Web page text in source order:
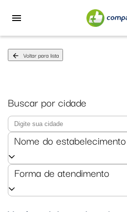
menu
arrow_back Voltar para lista
Buscar por cidade
Nome do estabelecimento
Forma de atendimento